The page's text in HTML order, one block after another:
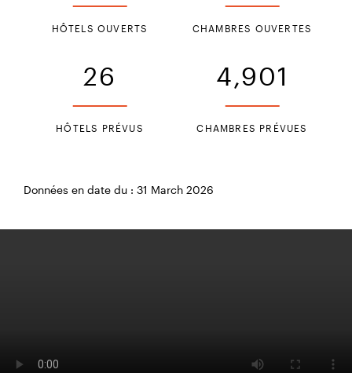
HÔTELS OUVERTS CHAMBRES OUVERTES
26
HÔTELS PRÉVUS
4,901
CHAMBRES PRÉVUES
Données en date du : 31 March 2026